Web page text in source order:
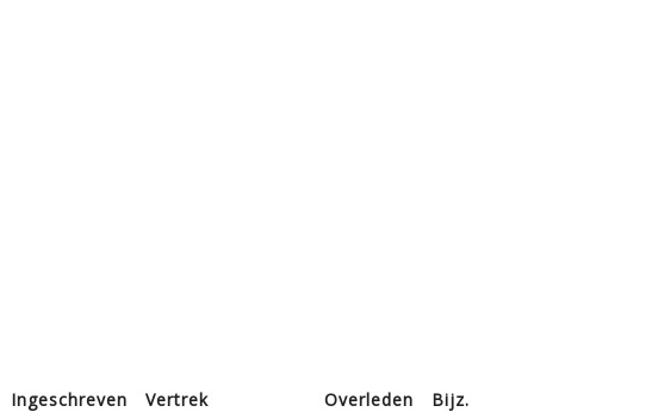
Ingeschreven Vertrek Overleden Bijz.